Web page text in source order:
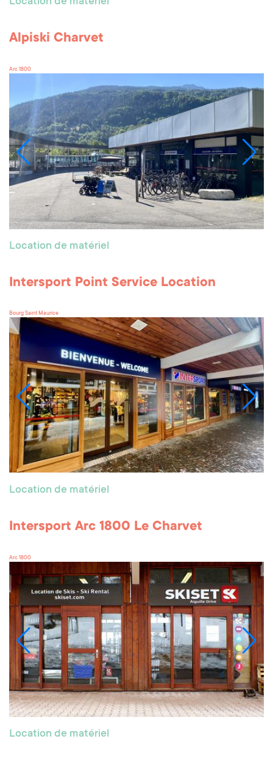
Alpiski Charvet
Arc 1800
Location de matériel
Intersport Point Service Location
Bourg Saint Maurice
Location de matériel
Intersport Arc 1800 Le Charvet
Arc 1800
Location de matériel